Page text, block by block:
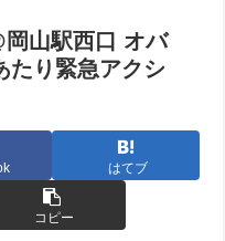
岡山駅西口 オバ
たり緊急アクシ
はてブ
コピー